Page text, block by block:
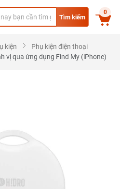
Tìm kiếm
0
kiện
Phụ kiện điện thoại
vị qua ứng dụng Find My (iPhone)